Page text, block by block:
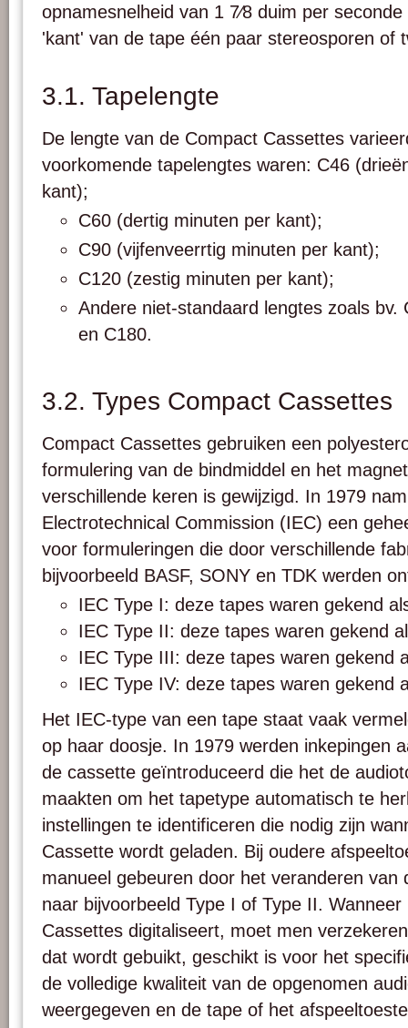
opnamesnelheid van 1 7⁄8 duim per
'kant' van de tape één paar stereosporen of
3.1. Tapelengte
De lengte van de Compact Cassettes
voorkomende tapelengtes waren: C46
kant);
C60 (dertig minuten per kant);
C90 (vijfenveerrtig minuten per kant);
C120 (zestig minuten per kant);
Andere niet-standaard lengtes zoals bv.
en C180.
3.2. Types Compact Cassettes
Compact Cassettes gebruiken een
formulering van de bindmiddel en het
verschillende keren is gewijzigd. In 1979
Electrotechnical Commission (IEC) een
voor formuleringen die door verschillende
bijvoorbeeld BASF, SONY en TDK werden
IEC Type I: deze tapes waren gekend
IEC Type II: deze tapes waren gekend
IEC Type III: deze tapes waren gekend
IEC Type IV: deze tapes waren gekend
Het IEC-type van een tape staat vaak
op haar doosje. In 1979 werden inkepingen
de cassette geïntroduceerd die het de
maakten om het tapetype automatisch te
instellingen te identificeren die nodig zijn
Cassette wordt geladen. Bij oudere
manueel gebeuren door het veranderen van
naar bijvoorbeeld Type I of Type II.
Cassettes digitaliseert, moet men
dat wordt gebuikt, geschikt is voor het
de volledige kwaliteit van de opgenomen
weergegeven en de tape of het